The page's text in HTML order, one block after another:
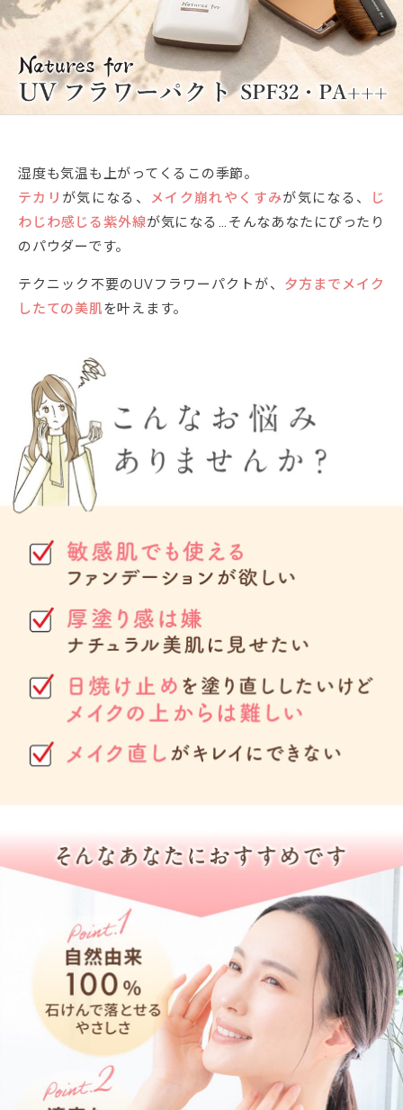
湿度も気温も上がってくるこの季節。
テカリ が気になる、 メイク崩れやくすみが気になる、
じ
わじわ感じる紫外線が気になる…そんなあなたにぴったり
のパウダーです。
テクニック不要のUVフラワーパクトが、 夕方までメイク
したての美肌を叶えます。